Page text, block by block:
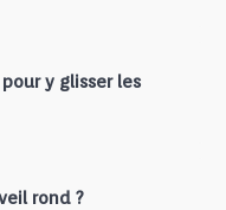
y glisser les
rond ?